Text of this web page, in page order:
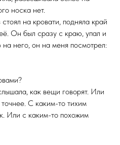
носка нет.
на кровати, подняла край
Он был сразу с краю, упал и
него, он на меня посмотрел:
как вещи говорят. Или
С каким-то тихим
Или с каким-то похожим